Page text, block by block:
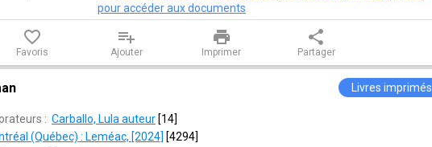
pour accéder aux documents
favorite_border
Favoris
playlist_add
Ajouter
print
Imprimer
share
Partager
Livres imprimés
: Carballo, Lula auteur [14]
(Québec) : Leméac, [2024] [4294]